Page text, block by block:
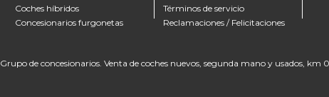
Coches híbridos
Concesionarios furgonetas
Términos de servicio
Reclamaciones / Felicitaciones
Grupo de concesionarios. Venta de coches nuevos, segunda mano y usados, km